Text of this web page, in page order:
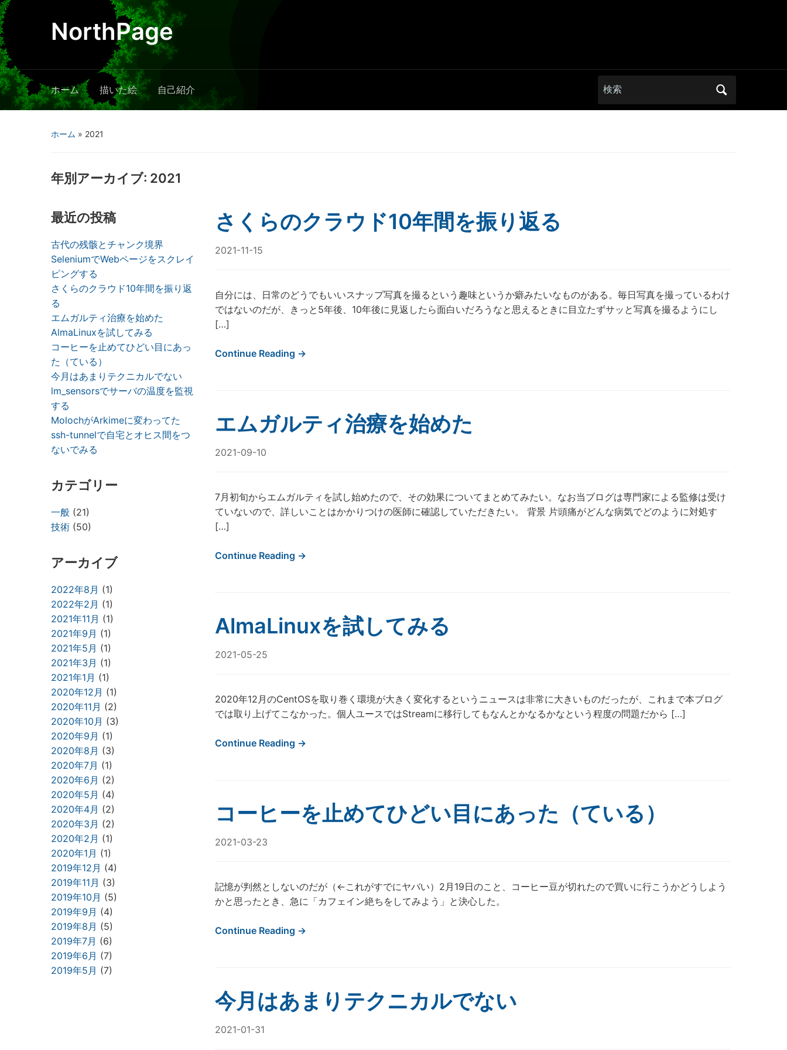
NorthPage
ホーム 描いた絵 自己紹介
Search
for:
ホーム » 2021
年別アーカイブ: 2021
最近の投稿
古代の残骸とチャンク境界
SeleniumでWebページをスクレイ
ピングする
さくらのクラウド10年間を振り返
る
エムガルティ治療を始めた
AlmaLinuxを試してみる
コーヒーを止めてひどい目にあっ
た（ている）
今月はあまりテクニカルでない
lm_sensorsでサーバの温度を監視
する
MolochがArkimeに変わってた
ssh-tunnelで自宅とオヒス間をつ
ないでみる
カテゴリー
一般 (21)
技術 (50)
アーカイブ
2022年8月 (1)
2022年2月 (1)
2021年11月 (1)
2021年9月 (1)
2021年5月 (1)
2021年3月 (1)
2021年1月 (1)
2020年12月 (1)
2020年11月 (2)
2020年10月 (3)
2020年9月 (1)
2020年8月 (3)
2020年7月 (1)
2020年6月 (2)
2020年5月 (4)
2020年4月 (2)
2020年3月 (2)
2020年2月 (1)
2020年1月 (1)
2019年12月 (4)
2019年11月 (3)
2019年10月 (5)
2019年9月 (4)
2019年8月 (5)
2019年7月 (6)
2019年6月 (7)
2019年5月 (7)
さくらのクラウド10年間を振り返る
2021-11-15
自分には、日常のどうでもいいスナップ写真を撮るという趣味というか癖みたいなものがある。毎日写真を撮っているわけ
ではないのだが、きっと5年後、10年後に見返したら面白いだろうなと思えるときに目立たずサッと写真を撮るようにし
[…]
Continue Reading →
エムガルティ治療を始めた
2021-09-10
7月初旬からエムガルティを試し始めたので、その効果についてまとめてみたい。なお当ブログは専門家による監修は受け
ていないので、詳しいことはかかりつけの医師に確認していただきたい。 背景 片頭痛がどんな病気でどのように対処す
[…]
Continue Reading →
AlmaLinuxを試してみる
2021-05-25
2020年12月のCentOSを取り巻く環境が大きく変化するというニュースは非常に大きいものだったが、これまで本ブログ
では取り上げてこなかった。個人ユースではStreamに移行してもなんとかなるかなという程度の問題だから […]
Continue Reading →
コーヒーを止めてひどい目にあった（ている）
2021-03-23
記憶が判然としないのだが（←これがすでにヤバい）2月19日のこと、コーヒー豆が切れたので買いに行こうかどうしよう
かと思ったとき、急に「カフェイン絶ちをしてみよう」と決心した。
Continue Reading →
今月はあまりテクニカルでない
2021-01-31